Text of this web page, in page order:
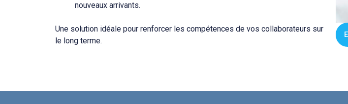
nouveaux arrivants.
Une solution idéale pour renforcer les compétences de vos collaborateurs sur
le long terme.